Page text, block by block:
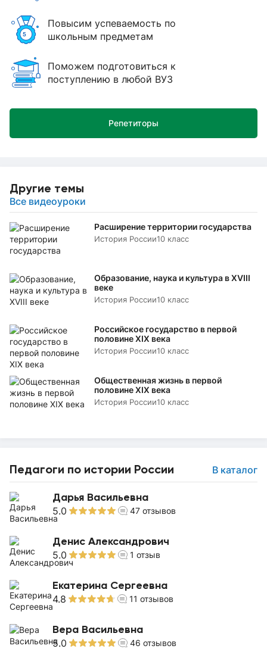
Другие темы
Все видеоуроки
Расширение территории государства
История России10 класс
Образование, наука и культура в XVIII
веке
История России10 класс
Российское государство в первой
половине XIX века
История России10 класс
Общественная жизнь в первой
половине XIX века
История России10 класс
Педагоги по истории России В каталог
Дарья Васильевна
5.0 47 отзывов
Денис Александрович
5.0 1 отзыв
Екатерина Сергеевна
4.8 11 отзывов
Вера Васильевна
5.0 46 отзывов
Повысим успеваемость по
школьным предметам
Поможем подготовиться к
поступлению в любой ВУЗ
Репетиторы